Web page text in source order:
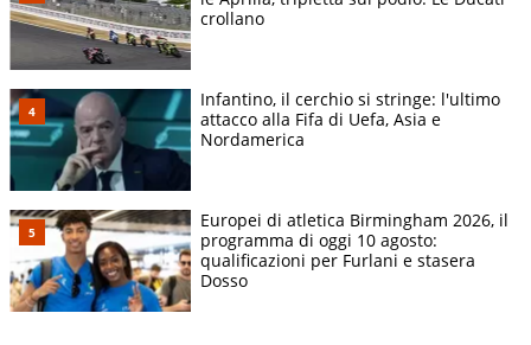
crollano
Infantino, il cerchio si stringe: l'ultimo
attacco alla Fifa di Uefa, Asia e
Nordamerica
Europei di atletica Birmingham 2026, il
programma di oggi 10 agosto:
qualificazioni per Furlani e stasera
Dosso